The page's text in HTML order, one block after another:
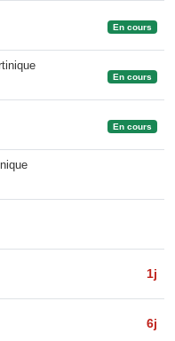
En cours
En cours
En cours
1j
6j